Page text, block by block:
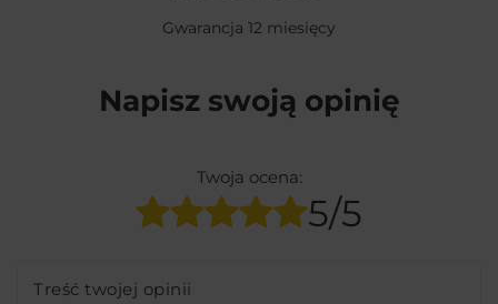
Gwarancja 12 miesięcy
Napisz swoją opinię
Twoja ocena:
5/5
Treść twojej opinii